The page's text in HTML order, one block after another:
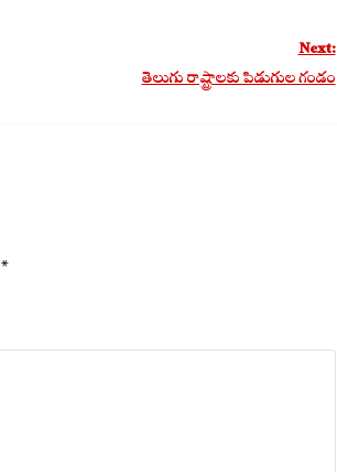
Next:
తెలుగు రాష్ట్రాలకు పిడుగుల గండం
*